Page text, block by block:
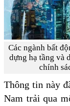
Các ngành bất
dựng hạ tầng và
chính
Thông tin này
Nam trải qua